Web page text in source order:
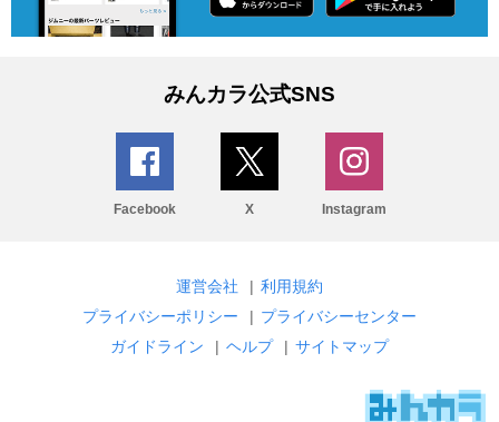
みんカラ公式SNS
Facebook X Instagram
運営会社 | 利用規約
プライバシーポリシー
| プライバシーセンター
ガイドライン
| ヘルプ | サイトマップ